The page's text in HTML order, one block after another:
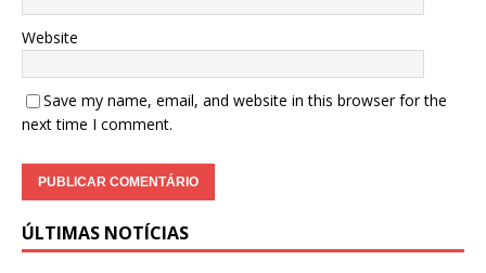
Website
Save my name, email, and website in this browser for the
next time I comment.
ÚLTIMAS NOTÍCIAS